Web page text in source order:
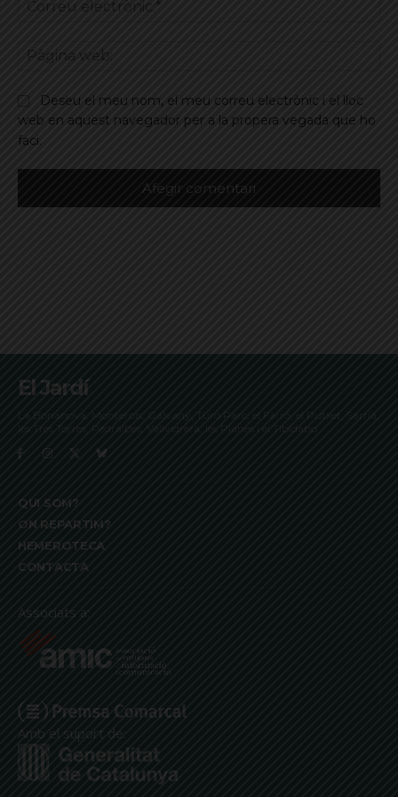
Deseu el meu nom, el meu correu electrònic i el lloc
web en aquest navegador per a la propera vegada que ho
faci.
El Jardí
La Bonanova, Monterols, Galvany, Turó Parc, el Farró, el Putxet, Sarrià,
les Tres Torres, Pedralbes, Vallvidrera, les Planes i el Tibidabo
QUI SOM?
ON REPARTIM?
HEMEROTECA
CONTACTA
Associats a:
Amb el suport de: